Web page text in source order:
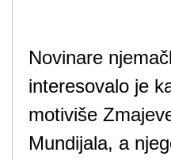
Novinare
interesovalo je
motiviše
Mundijala, a